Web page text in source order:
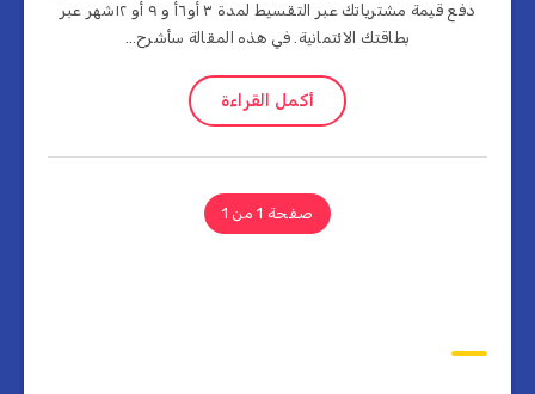
دفع قيمة مشترياتك عبر التقسيط لمدة ٣ أو٦أ و ٩ أو ١٢شهر عبر
بطاقتك الائتمانية. في هذه المقالة سأشرح…
أكمل القراءة
صفحة 1 من 1